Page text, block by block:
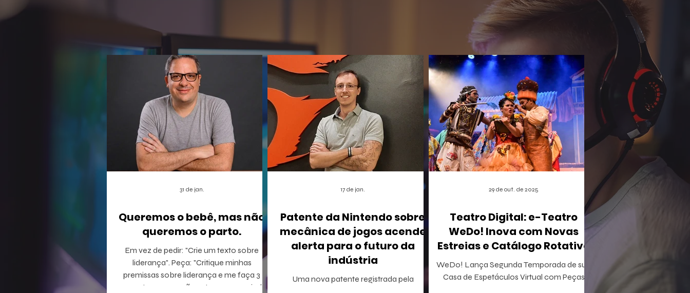
Queremos o bebê, mas não
queremos o parto.
Em vez de pedir: "Crie um texto sobre
liderança". Peça: "Critique minhas
premissas sobre liderança e me faça 3
perguntas que eu não estou conseguindo
31 de jan.
Patente da Nintendo sobre
mecânica de jogos acende
alerta para o futuro da
indústria
Uma nova patente registrada pela
17 de jan.
Teatro Digital: e-Teatro
WeDo! Inova com Novas
Estreias e Catálogo Rotativo
WeDo! Lança Segunda Temporada de sua
Casa de Espetáculos Virtual com Peças
29 de out. de 2025